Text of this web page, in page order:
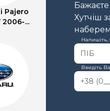
Pajero
...
Хутчіш
Введіть